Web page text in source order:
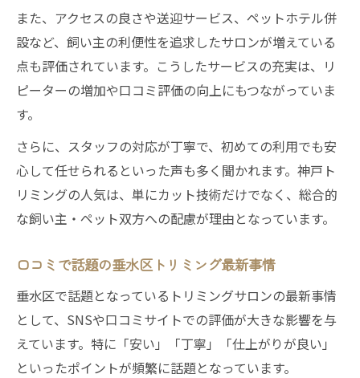
また、アクセスの良さや送迎サービス、ペットホテル併
設など、飼い主の利便性を追求したサロンが増えている
点も評価されています。こうしたサービスの充実は、リ
ピーターの増加や口コミ評価の向上にもつながっていま
す。
さらに、スタッフの対応が丁寧で、初めての利用でも安
心して任せられるといった声も多く聞かれます。神戸ト
リミングの人気は、単にカット技術だけでなく、総合的
な飼い主・ペット双方への配慮が理由となっています。
口コミで話題の垂水区トリミング最新事情
垂水区で話題となっているトリミングサロンの最新事情
として、SNSや口コミサイトでの評価が大きな影響を与
えています。特に「安い」「丁寧」「仕上がりが良い」
といったポイントが頻繁に話題となっています。